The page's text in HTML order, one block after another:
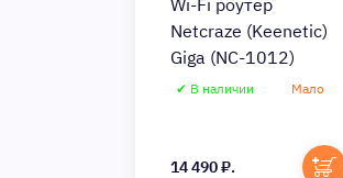
Wi-Fi роутер
Netcraze (Keenetic)
Giga (NC-1012)
✔ В наличии Мало
14 490 ₽.
Быстрый просмотр